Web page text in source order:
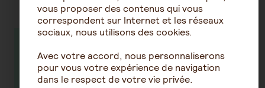
Tout ce qu'il
faut savoir
sur votre
Tout ce qu'il
faut savoir
sur votre
vous proposer des contenus qui vous
correspondent sur Internet et les réseaux
sociaux, nous utilisons des cookies.
Avec votre accord, nous personnaliserons
pour vous votre expérience de navigation
dans le respect de votre vie privée.